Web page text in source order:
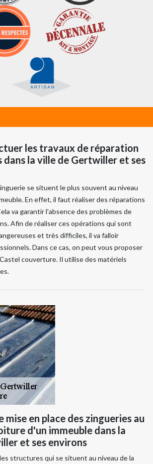
les travaux de réparation
dans la ville de Gertwiller et ses
se situent le plus souvent au niveau
En effet, il faut réaliser des réparations
va garantir l'absence des problèmes de
Afin de réaliser ces opérations qui sont
et très difficiles, il va falloir
Dans ce cas, on peut vous proposer
couverture. Il utilise des matériels
mise en place des zingueries au
d'un immeuble dans la
et ses environs
structures qui se situent au niveau de la